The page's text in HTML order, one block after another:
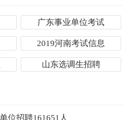
广东事业单位考试
2019河南考试信息
山东选调生招聘
位招聘161651人